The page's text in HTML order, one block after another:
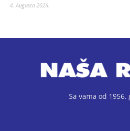
4. Augusta 2026.
Sa vama od 1956.